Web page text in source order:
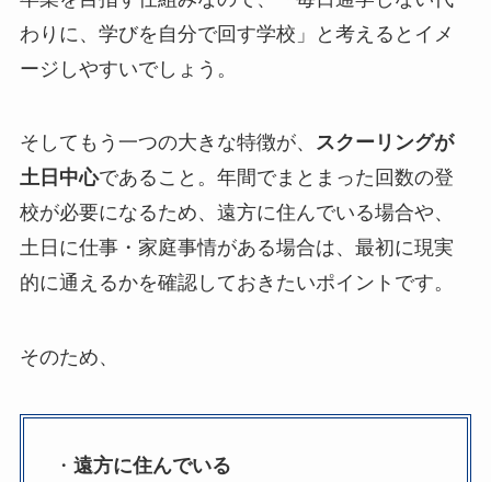
わりに、学びを自分で回す学校」と考えるとイメ
ージしやすいでしょう。
そしてもう一つの大きな特徴が、 スクーリングが
土日中心であること。年間でまとまった回数の登
校が必要になるため、遠方に住んでいる場合や、
土日に仕事・家庭事情がある場合は、最初に現実
的に通えるかを確認しておきたいポイントです。
そのため、
・ 遠方に住んでいる